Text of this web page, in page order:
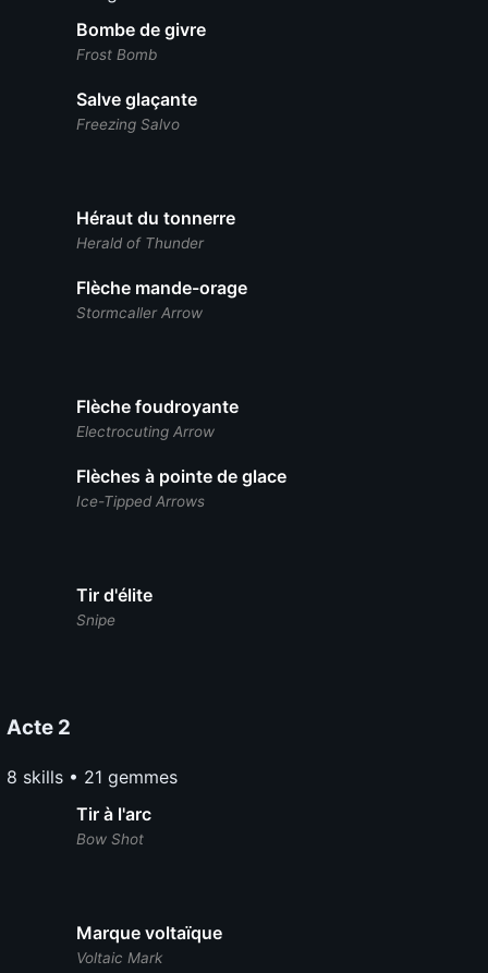
Bombe de givre
Frost Bomb
Salve glaçante
Freezing Salvo
Héraut du tonnerre
Herald of Thunder
Flèche mande-orage
Stormcaller Arrow
Flèche foudroyante
Electrocuting Arrow
Flèches à pointe de glace
Ice-Tipped Arrows
Tir d'élite
Snipe
Acte 2
8 skills • 21 gemmes
Tir à l'arc
Bow Shot
Marque voltaïque
Voltaic Mark